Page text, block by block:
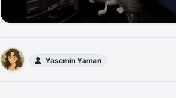
Yasemin Yaman